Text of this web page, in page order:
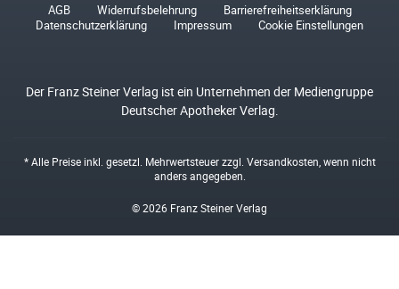
AGB Widerrufsbelehrung
Barrierefreiheitserklärung
Datenschutzerklärung
Impressum Cookie Einstellungen
Der Franz Steiner Verlag ist ein Unternehmen der Mediengruppe
Deutscher Apotheker Verlag.
* Alle Preise inkl. gesetzl. Mehrwertsteuer zzgl. Versandkosten , wenn nicht
anders angegeben.
© 2026 Franz Steiner Verlag